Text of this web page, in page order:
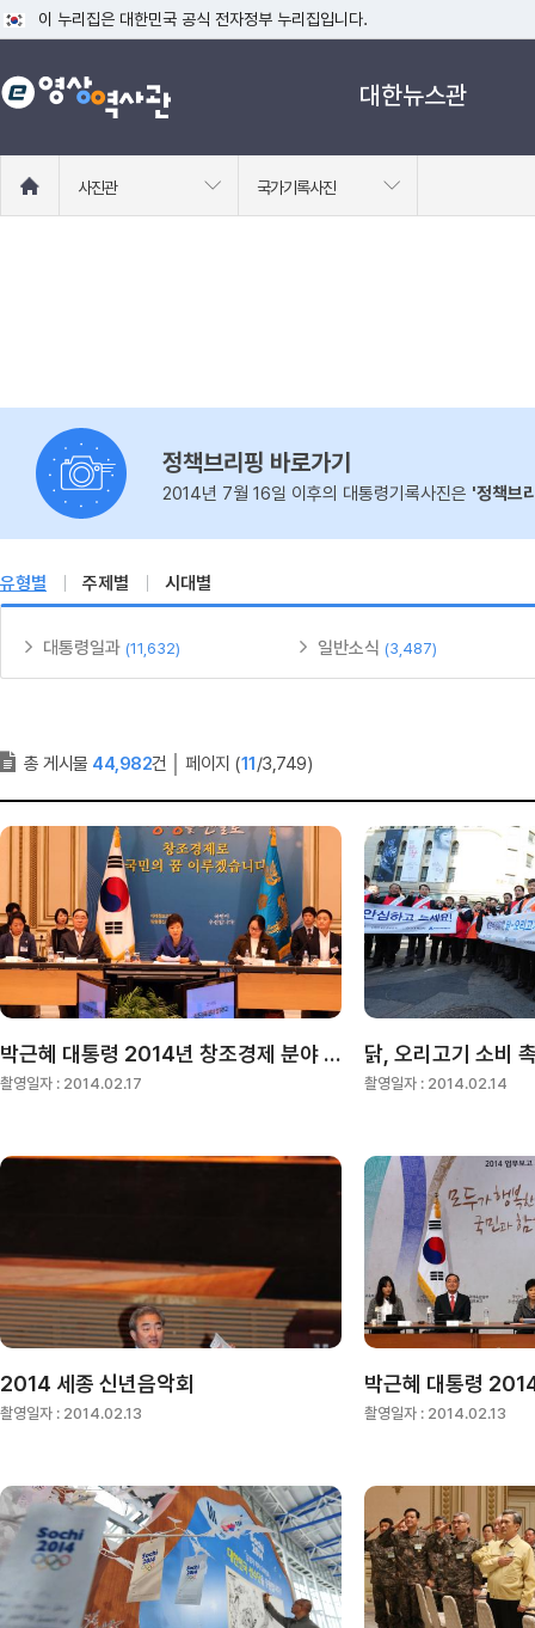
이 누리집은 대한민국 공식 전자정부 누리집입니다.
공식 누리집 주소 확인하기
go.kr 주소를 사용하는 누리집은 대한민국 정부기관이 관리하는 누리집입니
대한뉴스관
로
사진관 국가기록사진
정책브리핑 바로가기
2014년 7월 16일 이후의 대통령기록사진은 '정책브
유형별 주제별 시대별
대통령일과 (11,632) 일반소식 (3,487)
총 게시물 44,982건 페이지 (11/3,749)
박근혜 대통령 2014년 창조경제 분야 업무보고
촬영일자 : 2014.02.17
닭, 오리고기 소비
촬영일자 : 2014.02.14
2014 세종 신년음악회
촬영일자 : 2014.02.13 촬영일자 : 2014.02.13